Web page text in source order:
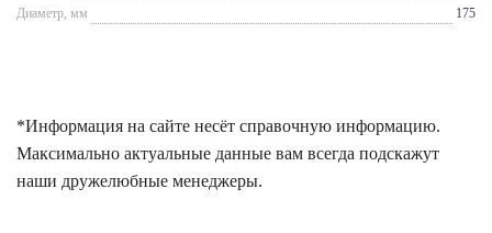
Диаметр, мм
175
*Информация на сайте несёт справочную информацию.
Максимально актуальные данные вам всегда подскажут
наши дружелюбные менеджеры.